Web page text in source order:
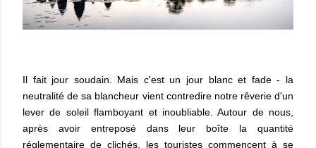
Il fait jour soudain. Mais c'est un jour blanc et fade - la
neutralité de sa blancheur vient contredire notre rêverie d'un
lever de soleil flamboyant et inoubliable. Autour de nous,
après avoir entreposé dans leur boîte la quantité
réglementaire de clichés, les touristes commencent à se